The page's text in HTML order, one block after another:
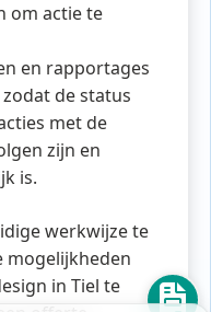
om actie te
en rapportages
de status
met de
zijn en
is.
werkwijze te
mogelijkheden
in Tiel te